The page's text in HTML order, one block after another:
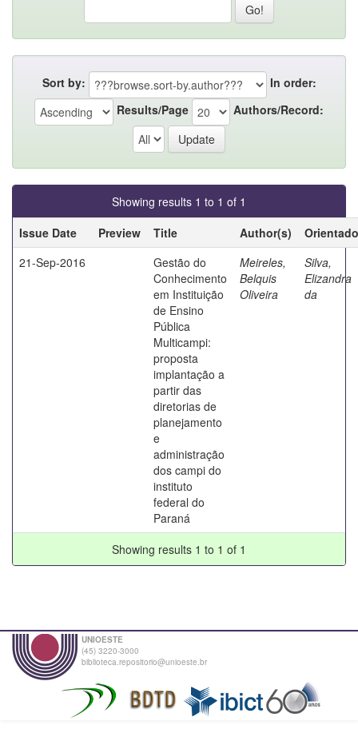
Sort by:
In order:
Results/Page
Authors/Record:
Showing results 1 to 1 of 1
Issue Date
Preview Title Author(s)
21-Sep-2016
Gestão do
Conhecimento
em Instituição
de Ensino
Pública
Multicampi:
proposta
implantação a
partir das
diretorias de
planejamento
e
administração
dos campi do
instituto
federal do
Paraná
Meireles,
Belquis
Oliveira
Silva,
Elizandra
da
Showing results 1 to 1 of 1
UNIOESTE
(45) 3220-3000
biblioteca.repositorio@unioeste.br